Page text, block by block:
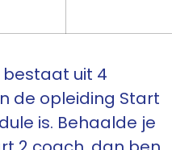
uit 4
de opleiding Start
is. Behaalde je